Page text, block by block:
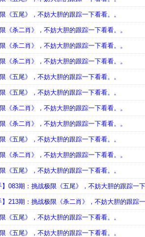
《五尾》，不妨大胆的跟踪一下看看。。
《杀二肖》，不妨大胆的跟踪一下看看。。
《杀二肖》，不妨大胆的跟踪一下看看。。
《杀二肖》，不妨大胆的跟踪一下看看。。
《五尾》，不妨大胆的跟踪一下看看。。
《五尾》，不妨大胆的跟踪一下看看。。
《杀二肖》，不妨大胆的跟踪一下看看。。
《杀二肖》，不妨大胆的跟踪一下看看。。
《五尾》，不妨大胆的跟踪一下看看。。
《杀二肖》，不妨大胆的跟踪一下看看。。
《五尾》，不妨大胆的跟踪一下看看。。
】083期：挑战极限《五尾》，不妨大胆的跟踪一
】213期：挑战极限《杀二肖》，不妨大胆的跟踪
《五尾》，不妨大胆的跟踪一下看看。。
《五尾》，不妨大胆的跟踪一下看看。。